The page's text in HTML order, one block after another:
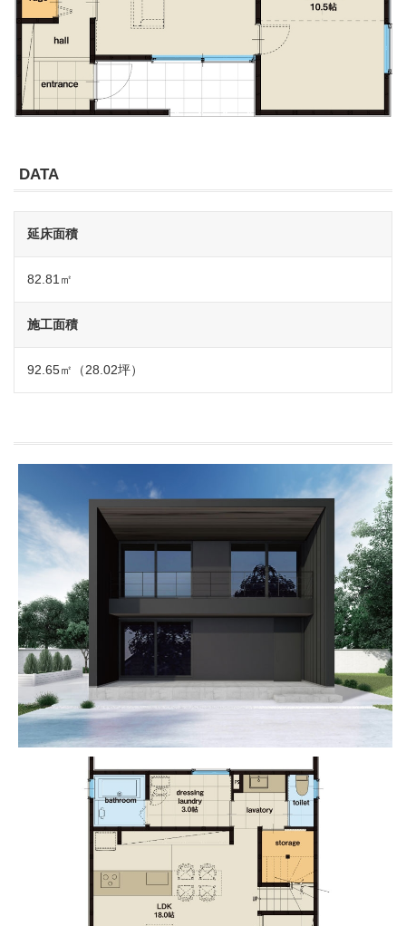
DATA
延床面積
82.81㎡
施工面積
92.65㎡（28.02坪）